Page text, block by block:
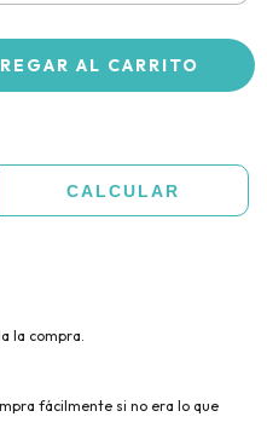
CALCULAR
la compra.
fácilmente si no era lo que